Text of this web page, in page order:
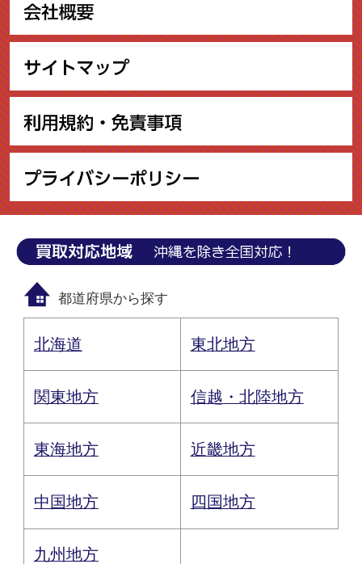
都道府県から探す
北海道 東北地方
関東地方 信越・北陸地方
東海地方 近畿地方
中国地方 四国地方
九州地方